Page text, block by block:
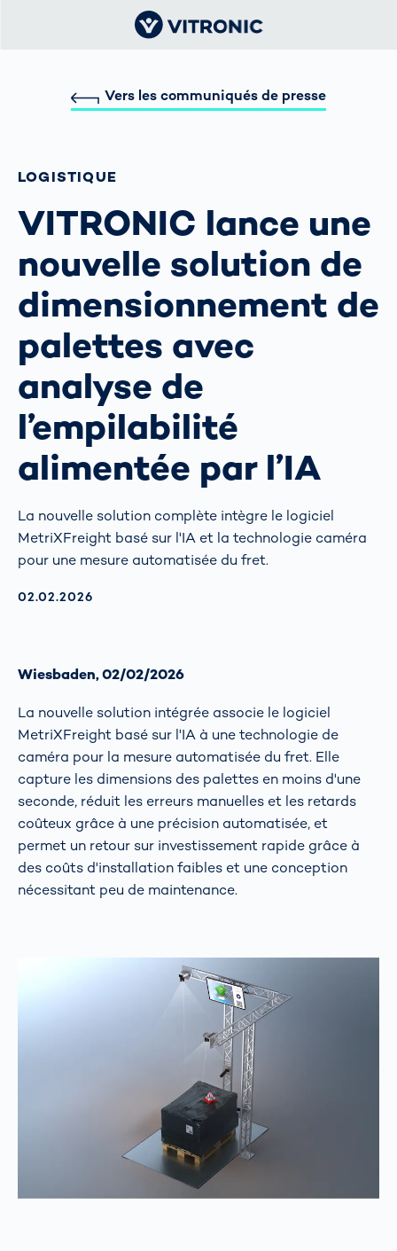
Vers les communiqués de presse
LOGISTIQUE
VITRONIC lance une
nouvelle solution de
dimensionnement de
palettes avec
analyse de
l’empilabilité
alimentée par l’IA
La nouvelle solution complète intègre le logiciel
MetriXFreight basé sur l'IA et la technologie caméra
pour une mesure automatisée du fret.
AKTUALISIERT AM:
02.02.2026
Wiesbaden, 02/02/2026
La nouvelle solution intégrée associe le logiciel
MetriXFreight basé sur l'IA à une technologie de
caméra pour la mesure automatisée du fret. Elle
capture les dimensions des palettes en moins d'une
seconde, réduit les erreurs manuelles et les retards
coûteux grâce à une précision automatisée, et
permet un retour sur investissement rapide grâce à
des coûts d'installation faibles et une conception
nécessitant peu de maintenance.